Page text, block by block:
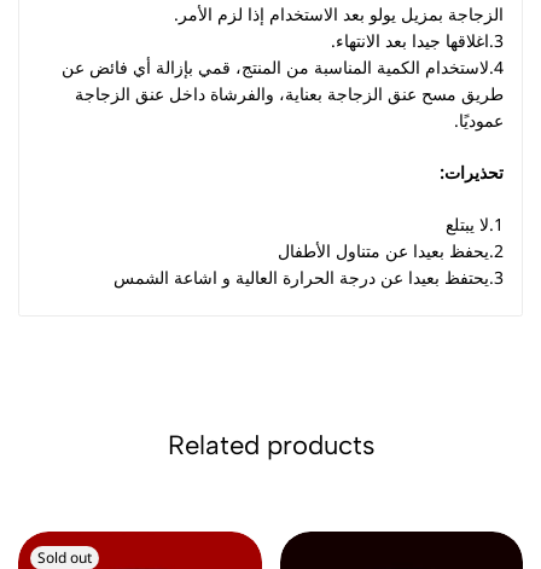
الزجاجة بمزيل يولو بعد الاستخدام إذا لزم الأمر.
3.اغلاقها جيدا بعد الانتهاء.
4.لاستخدام الكمية المناسبة من المنتج، قمي بإزالة أي فائض عن
طريق مسح عنق الزجاجة بعناية، والفرشاة داخل عنق الزجاجة
عموديًا.
تحذيرات:
1.لا يبتلع
2.يحفظ بعيدا عن متناول الأطفال
3.يحتفظ بعيدا عن درجة الحرارة العالية و اشاعة الشمس
Related products
Sold out